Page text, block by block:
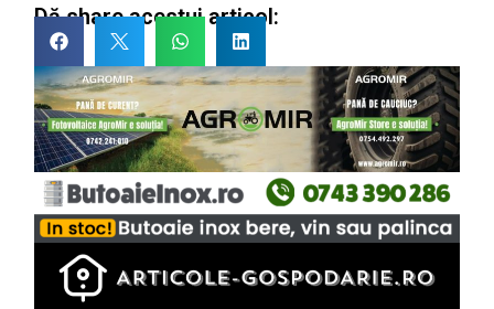
Dă share acestui articol: